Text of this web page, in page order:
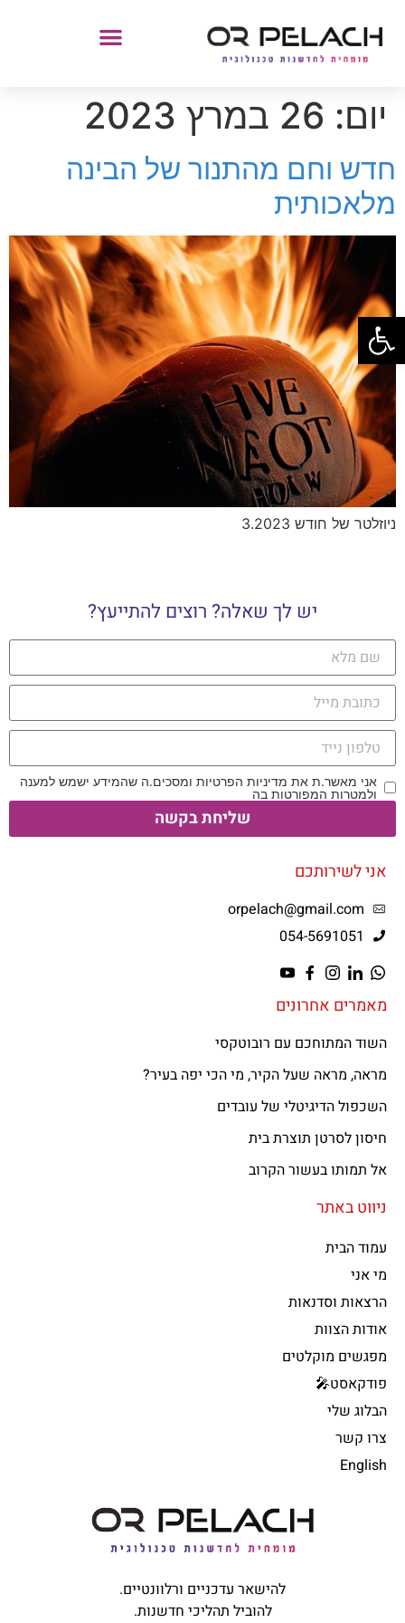
פתח סרגל נגישות
יום: 26 במרץ 2023
חדש וחם מהתנור של הבינה
מלאכותית
ניוזלטר של חודש 3.2023
יש לך שאלה? רוצים להתייעץ?
אני מאשר.ת את מדיניות הפרטיות ומסכים.ה שהמידע ישמש למענה
ולמטרות המפורטות בה
שליחת בקשה
אני לשירותכם
orpelach@gmail.com
054-5691051
מאמרים אחרונים
השוד המתוחכם עם רובוטקסי
מראה, מראה שעל הקיר, מי הכי יפה בעיר?
השכפול הדיגיטלי של עובדים
חיסון לסרטן תוצרת בית
אל תמותו בעשור הקרוב
ניווט באתר
עמוד הבית
מי אני
הרצאות וסדנאות
אודות הצוות
מפגשים מוקלטים
פודקאסט🎤
הבלוג שלי
צרו קשר
English
להישאר עדכניים ורלוונטיים.
להוביל תהליכי חדשנות.